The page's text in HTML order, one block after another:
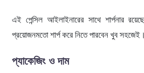
এই পেন্সিল আইলাইনারের সাথে শার্পনার
প্রয়োজনমতো শার্প করে নিতে পারবেন খুব সহজেই।
প্যাকেজিং ও দাম